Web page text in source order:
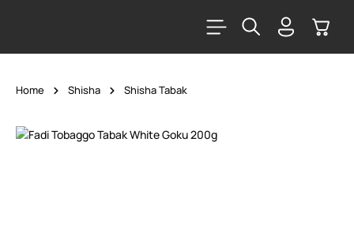
Home Shisha Shisha Tabak
Bildergalerie überspringen